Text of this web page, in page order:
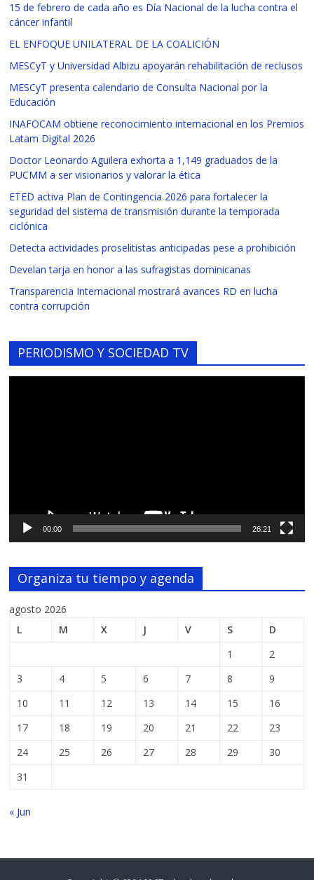
15 de febrero de cada año es Día Nacional de la lucha contra el
cáncer infantil
EL ENFOQUE UNILATERAL DE LA COALICIÓN
MESCyT y Universidad Albizu apoyarán rehabilitación de reclusos
MESCyT presenta calendario de Consulta Nacional por la
Educación
INAFOCAM obtiene reconocimiento internacional en los Premios
Latam Digital 2026
Doctor Leonardo Aguilera exhorta a 1,149 graduados de la
PUCMM a ser visionarios y valorar la ética
ETED activa Plan de Contingencia 2026 para fortalecer la
seguridad del sistema de transmisión durante la temporada
ciclónica
Detecta actividades proselitistas anticipadas pese a prohibición
Develan tarja en honor a las sufragistas dominicanas
Transparencia Internacional mostrará avances RD en lucha
contra corrupción
PERIODISMO Y SOCIEDAD TV
00:00 26:21
Organiza tu tiempo y agenda
agosto 2026
L
M X J V S
D
1
2
3
4 5 6 7 8
9
10
11 12 13 14 15
16
17
18 19 20 21 22
23
24
25 26 27 28 29
30
31
« Jun